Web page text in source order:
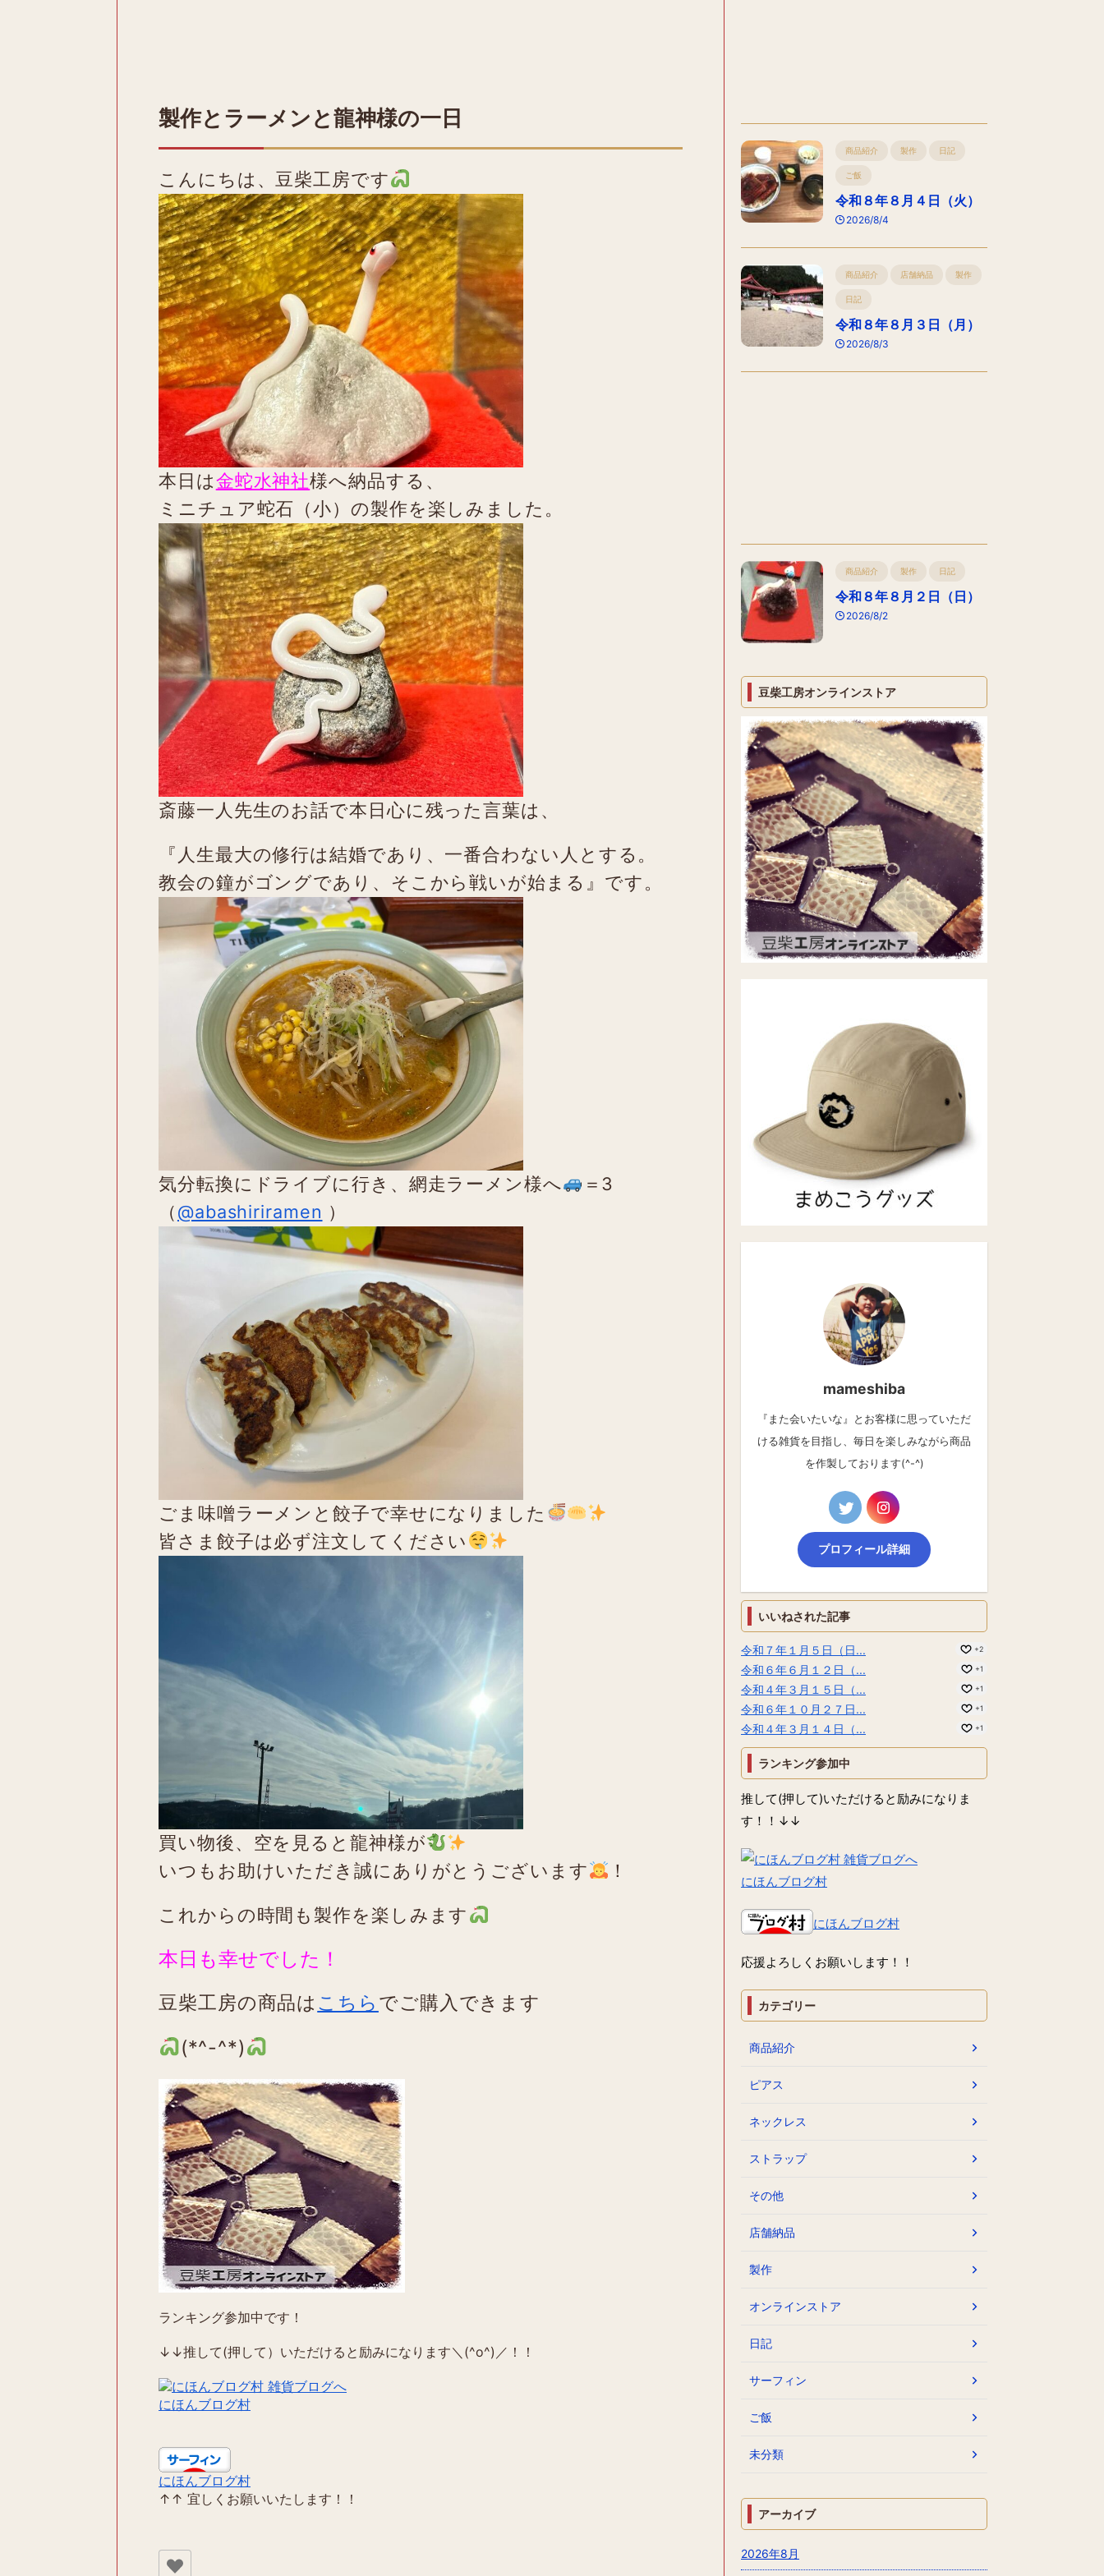
製作とラーメンと龍神様の一日
こんにちは、豆柴工房です
本日は金蛇水神社様へ納品する、
ミニチュア蛇石（小）の製作を楽しみました。
斎藤一人先生のお話で本日心に残った言葉は、
『人生最大の修行は結婚であり、一番合わない人とする。
教会の鐘がゴングであり、そこから戦いが始まる』です。
気分転換にドライブに行き、網走ラーメン様へ
＝3
（@abashiriramen ）
ごま味噌ラーメンと餃子で幸せになりました
皆さま餃子は必ず注文してください
買い物後、空を見ると龍神様が
いつもお助けいただき誠にありがとうございます
！
これからの時間も製作を楽しみます
本日も幸せでした！
豆柴工房の商品は こちら でご購入できます
(*^-^*)
ランキング参加中です！
↓↓推して(押して）いただけると励みになります＼(^o^)／！！
にほんブログ村
にほんブログ村
↑↑ 宜しくお願いいたします！！
商品紹介 製作 日記
ご飯
令和８年８月４日（火）
2026/8/4
商品紹介 店舗納品 製作
日記
令和８年８月３日（月）
2026/8/3
商品紹介 製作 日記
令和８年８月２日（日）
2026/8/2
豆柴工房オンラインストア
mameshiba
『また会いたいな』とお客様に思っていただ
ける雑貨を目指し、毎日を楽しみながら商品
を作製しております(^-^)
プロフィール詳細
いいねされた記事
令和７年１月５日（日... +2
令和６年６月１２日（... +1
令和４年３月１５日（... +1
令和６年１０月２７日... +1
令和４年３月１４日（... +1
ランキング参加中
推して(押して)いただけると励みになりま
す！！↓↓
にほんブログ村
にほんブログ村
応援よろしくお願いします！！
カテゴリー
商品紹介
ピアス
ネックレス
ストラップ
その他
店舗納品
製作
オンラインストア
日記
サーフィン
ご飯
未分類
アーカイブ
2026年8月